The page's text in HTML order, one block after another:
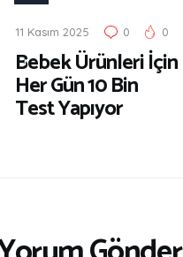
e
r
11 Kasım 2025 0 0
Bebek Ürünleri İçin
Her Gün 10 Bin
Test Yapıyor